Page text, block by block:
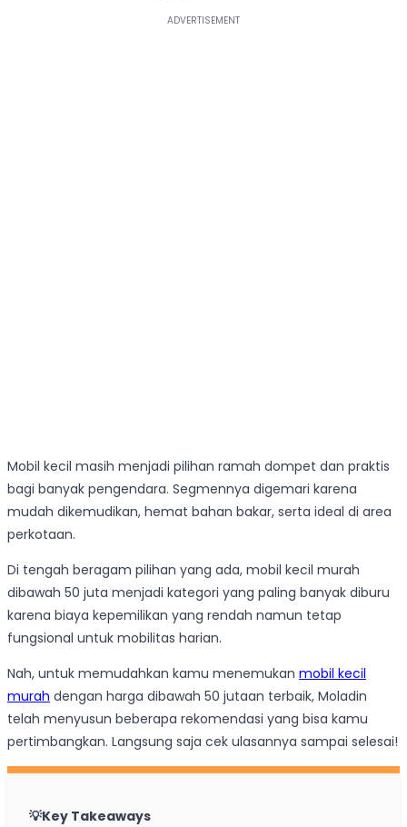
Mobil kecil masih menjadi pilihan ramah dompet dan praktis
bagi banyak pengendara. Segmennya digemari karena
mudah dikemudikan, hemat bahan bakar, serta ideal di area
perkotaan.
Di tengah beragam pilihan yang ada, mobil kecil murah
dibawah 50 juta menjadi kategori yang paling banyak diburu
karena biaya kepemilikan yang rendah namun tetap
fungsional untuk mobilitas harian.
Nah, untuk memudahkan kamu menemukan mobil kecil
murah dengan harga dibawah 50 jutaan terbaik, Moladin
telah menyusun beberapa rekomendasi yang bisa kamu
pertimbangkan. Langsung saja cek ulasannya sampai selesai!
💡Key Takeaways